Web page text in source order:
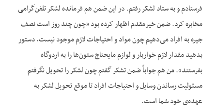
فرستادم و به ستاد لشکر رفتم. در این ضمن هم فرمانده لشکر تلفن‌گرامی
مخابره کرد. ضمن خیرمقدم اظهار کرده بود «چون چند روز است نصف
جیره به افراد می‌دهیم چون مواد و احتیاجات لازم موجود نیست، دستور
بدهید مقدار لازم خواربار و لوازم مایحتاج ستون‌ها را به اردوگاه
بفرستند». من هم جواباً ضمن تشکر گفتم چون لشکر را تحویل نگرفتم
مسئولیت رساندن وسایل و احتیاجات افراد تا موقع تحویل لشکر به
عهده‌ی خود شما است.